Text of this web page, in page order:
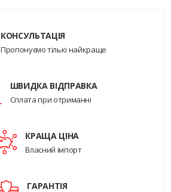
КОНСУЛЬТАЦІЯ
Пропонуємо тількі найкраще
ШВИДКА ВІДПРАВКА
Сплата при отриманні
КРАЩА ЦІНА
Власний імпорт
ГАРАНТІЯ